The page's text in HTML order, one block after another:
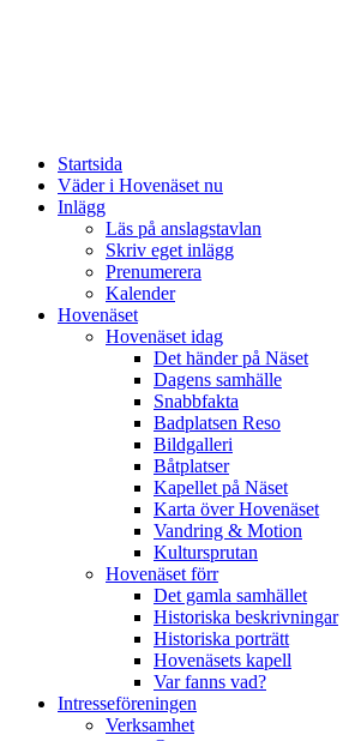
Startsida
Väder i Hovenäset nu
Inlägg
Läs på anslagstavlan
Skriv eget inlägg
Prenumerera
Kalender
Hovenäset
Hovenäset idag
Det händer på Näset
Dagens samhälle
Snabbfakta
Badplatsen Reso
Bildgalleri
Båtplatser
Kapellet på Näset
Karta över Hovenäset
Vandring & Motion
Kultursprutan
Hovenäset förr
Det gamla samhället
Historiska beskrivningar
Historiska porträtt
Hovenäsets kapell
Var fanns vad?
Intresseföreningen
Verksamhet